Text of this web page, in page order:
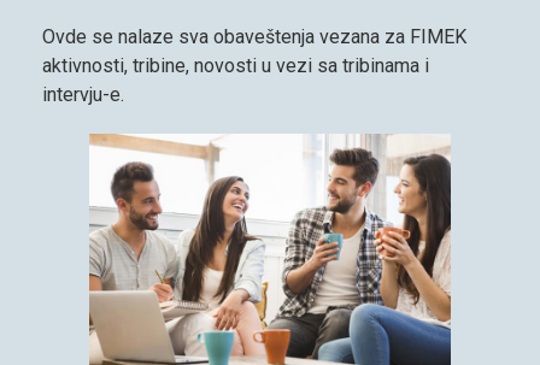
Ovde se nalaze sva obaveštenja vezana za FIMEK
aktivnosti, tribine, novosti u vezi sa tribinama i
intervju-e.